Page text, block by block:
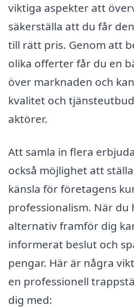
viktiga aspekter att
säkerställa att du får
till rätt pris. Genom att
olika offerter får du en
över marknaden och
kvalitet och
aktörer.
Att samla in flera
också möjlighet att
känsla för företagens
professionalism. När du
alternativ framför dig
informerat beslut och
pengar. Här är några
en professionell
dig med: